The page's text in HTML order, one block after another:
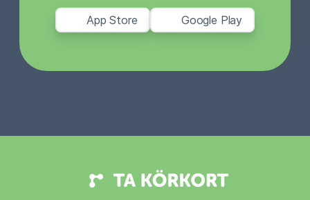
App Store Google Play